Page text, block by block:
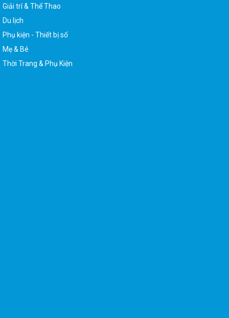
Giải trí & Thể Thao
Du lịch
Phụ kiện - Thiết bị số
Mẹ & Bé
Thời Trang & Phụ Kiện